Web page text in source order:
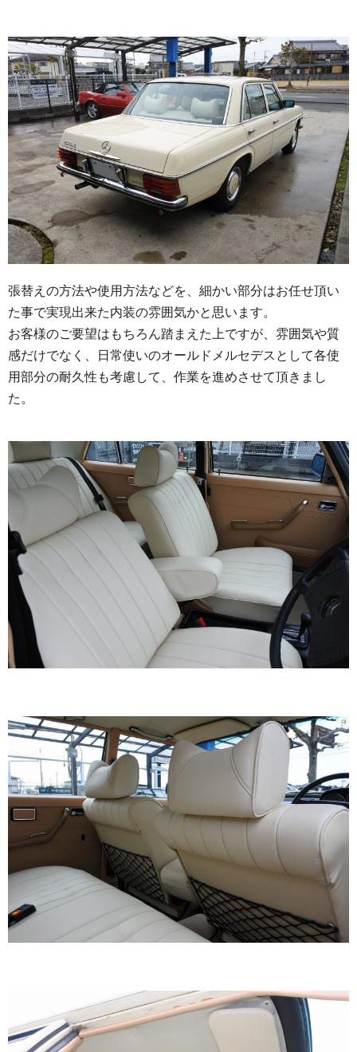
張替えの方法や使用方法などを、細かい部分はお任せ頂い
た事で実現出来た内装の雰囲気かと思います。
お客様のご要望はもちろん踏まえた上ですが、雰囲気や質
感だけでなく、
日常使いのオールドメルセデスとして各使
用部分の耐久性も考慮して、作業を進めさせて頂きまし
た。